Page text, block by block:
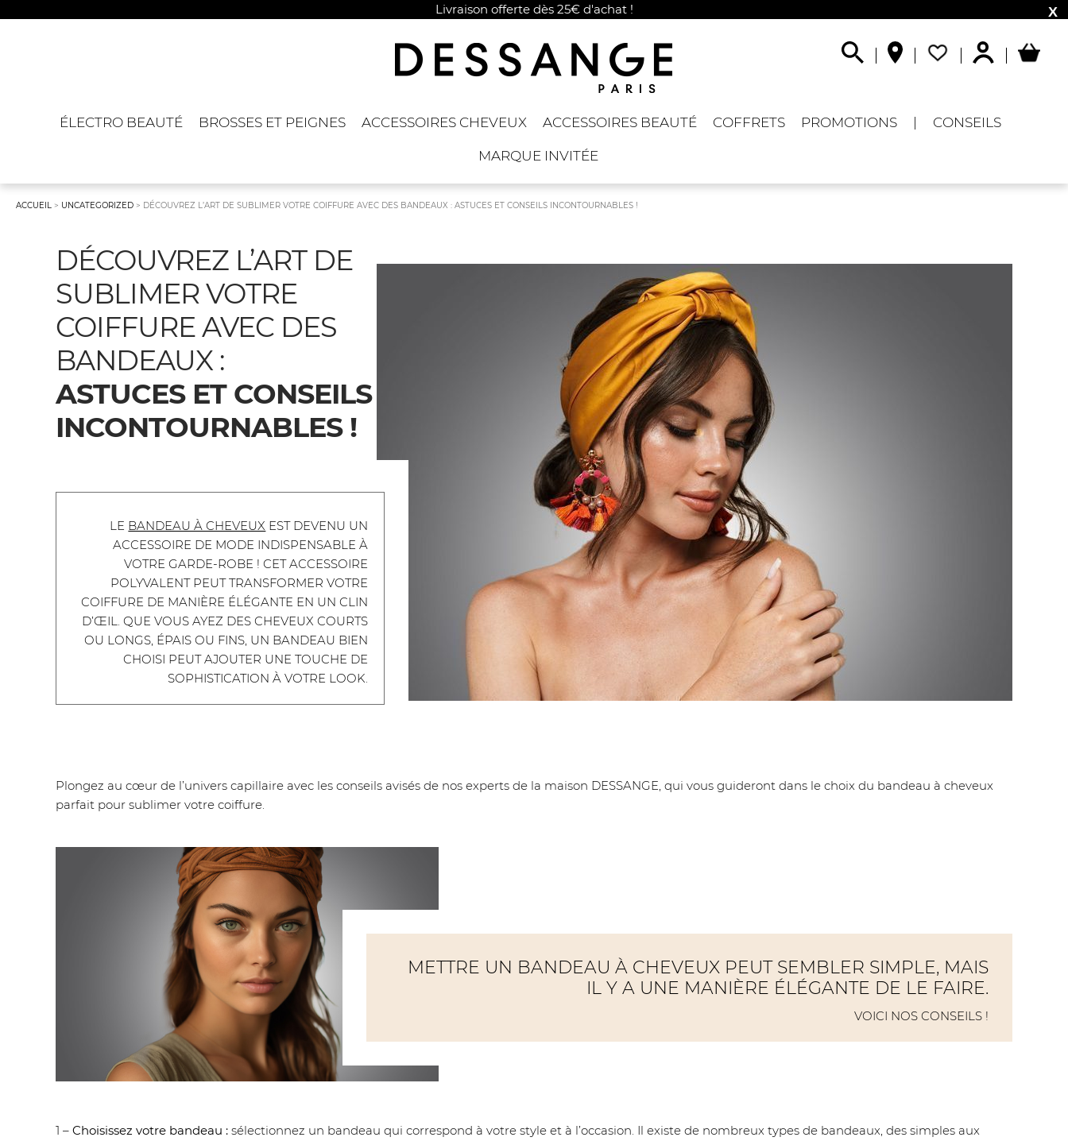
X
Livraison offerte dès 25€ d'achat !
ÉLECTRO BEAUTÉ BROSSES ET PEIGNES ACCESSOIRES CHEVEUX ACCESSOIRES BEAUTÉ COFFRETS PROMOTIONS |
CONSEILS
MARQUE INVITÉE
ACCUEIL > UNCATEGORIZED > DÉCOUVREZ L’ART DE SUBLIMER VOTRE COIFFURE AVEC DES BANDEAUX : ASTUCES ET CONSEILS INCONTOURNABLES !
DÉCOUVREZ L’ART DE
SUBLIMER VOTRE
COIFFURE AVEC DES
BANDEAUX :
ASTUCES ET CONSEILS
INCONTOURNABLES !
LE BANDEAU À CHEVEUX EST DEVENU UN
ACCESSOIRE DE MODE INDISPENSABLE À
VOTRE GARDE-ROBE ! CET ACCESSOIRE
POLYVALENT PEUT TRANSFORMER VOTRE
COIFFURE DE MANIÈRE ÉLÉGANTE EN UN CLIN
D’ŒIL. QUE VOUS AYEZ DES CHEVEUX COURTS
OU LONGS, ÉPAIS OU FINS, UN BANDEAU BIEN
CHOISI PEUT AJOUTER UNE TOUCHE DE
SOPHISTICATION À VOTRE LOOK.
Plongez au cœur de l’univers capillaire avec les conseils avisés de nos experts de la maison DESSANGE, qui vous guideront dans le choix du bandeau à cheveux
parfait pour sublimer votre coiffure.
METTRE UN BANDEAU À CHEVEUX PEUT SEMBLER SIMPLE, MAIS
IL Y A UNE MANIÈRE ÉLÉGANTE DE LE FAIRE.
VOICI NOS CONSEILS !
1 – Choisissez votre bandeau : sélectionnez un bandeau qui correspond à votre style et à l’occasion. Il existe de nombreux types de bandeaux, des simples aux